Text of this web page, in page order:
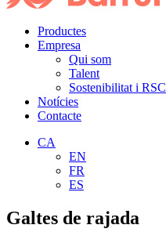
Productes
Empresa
Qui som
Talent
Sostenibilitat i RSC
Notícies
Contacte
CA
EN
FR
ES
Galtes de rajada